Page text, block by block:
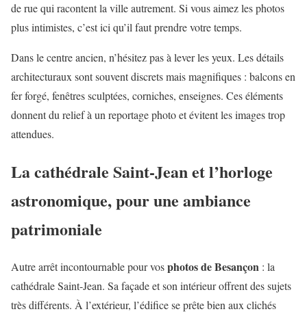
de rue qui racontent la ville autrement. Si vous aimez les photos
plus intimistes, c’est ici qu’il faut prendre votre temps.
Dans le centre ancien, n’hésitez pas à lever les yeux. Les détails
architecturaux sont souvent discrets mais magnifiques : balcons en
fer forgé, fenêtres sculptées, corniches, enseignes. Ces éléments
donnent du relief à un reportage photo et évitent les images trop
attendues.
La cathédrale Saint-Jean et l’horloge
astronomique, pour une ambiance
patrimoniale
Autre arrêt incontournable pour vosphotos de Besançon : la
cathédrale Saint-Jean. Sa façade et son intérieur offrent des sujets
très différents. À l’extérieur, l’édifice se prête bien aux clichés